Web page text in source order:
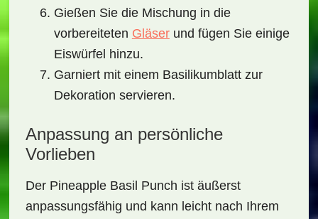
Gießen Sie die Mischung in die
vorbereiteten Gläserund fügen Sie einige
Eiswürfel hinzu.
Garniert mit einem Basilikumblatt zur
Dekoration servieren.
Anpassung an persönliche
Vorlieben
Der Pineapple Basil Punch ist äußerst
anpassungsfähig und kann leicht nach Ihrem